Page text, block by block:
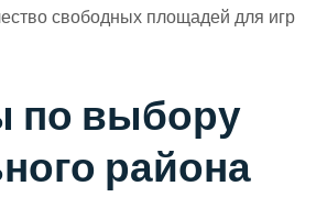
свободных площадей для игр
по выбору
района